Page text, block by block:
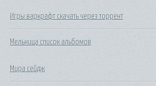
Игры варкрафт скачать через торрент
Мельница список альбомов
Мира сейдж